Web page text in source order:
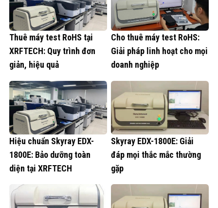
Thuê máy test RoHS tại
XRFTECH: Quy trình đơn
giản, hiệu quả
Cho thuê máy test RoHS:
Giải pháp linh hoạt cho mọi
doanh nghiệp
Hiệu chuẩn Skyray EDX-
1800E: Bảo dưỡng toàn
diện tại XRFTECH
Skyray EDX-1800E: Giải
đáp mọi thắc mắc thường
gặp